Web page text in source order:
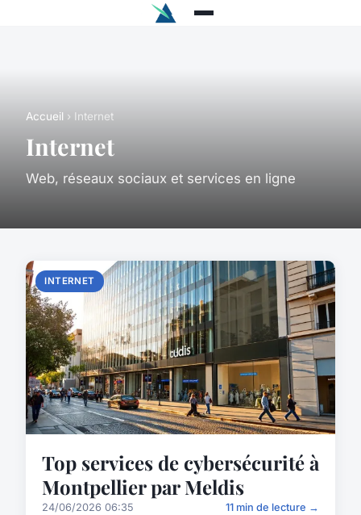
Accueil › Internet
Internet
Web, réseaux sociaux et services en ligne
INTERNET
Top services de cybersécurité à
Montpellier par Meldis
24/06/2026 06:35 11 min de lecture →